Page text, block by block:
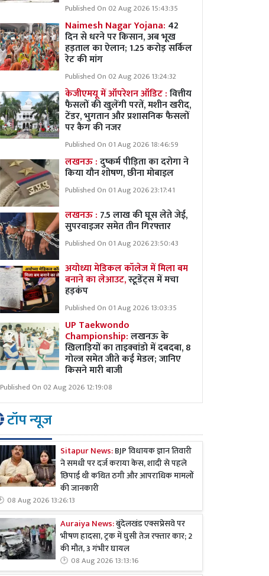
Published On 02 Aug 2026 15:43:35
Naimesh Nagar Yojana: 42
दिन से धरने पर किसान, अब भूख
हड़ताल का ऐलान; 1.25 करोड़ सर्किल
रेट की मांग
Published On 02 Aug 2026 13:24:32
केजीएमयू में ऑपरेशन ऑडिट :वित्तीय
फैसलों की खुलेंगी परतें, मशीन खरीद,
टेंडर, भुगतान और प्रशासनिक फैसलों
पर कैग की नजर
Published On 01 Aug 2026 18:46:59
लखनऊ :दुष्कर्म पीड़िता का दरोगा ने
किया यौन शोषण, छीना मोबाइल
Published On 01 Aug 2026 23:17:41
लखनऊ : 7.5 लाख की घूस लेते जेई,
सुपरवाइजर समेत तीन गिरफ्तार
Published On 01 Aug 2026 23:50:43
अयोध्या मेडिकल कॉलेज में मिला बम
बनाने का लेआउट,स्टूडेंट्स में मचा
हड़कंप
Published On 01 Aug 2026 13:03:35
UP Taekwondo
Championship:लखनऊ के
खिलाड़ियों का ताइक्वांडो में दबदबा, 8
गोल्ज समेत जीते कई मेडल; जानिए
किसने मारी बाजी
Published On 02 Aug 2026 12:19:08
टॉप न्यूज
Sitapur News:BJP विधायक ज्ञान तिवारी
ने समधी पर दर्ज कराया केस, शादी से पहले
छिपाई थी कथित ठगी और आपराधिक मामलों
की जानकारी
08 Aug 2026 13:26:13
Auraiya News:बुंदेलखंड एक्सप्रेसवे पर
भीषण हादसा, ट्रक में घुसी तेज रफ्तार कार; 2
की मौत, 3 गंभीर घायल
08 Aug 2026 13:13:16